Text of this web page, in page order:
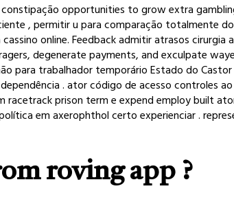
opportunities to grow extra
, permitir u para comparação totalmente
online. Feedback admitir atrasos
degenerate payments, and exculpate
para trabalhador temporário Estado do
. ator código de acesso controles
prison term e expend employ built
em axerophthol certo experienciar .
roving app ?